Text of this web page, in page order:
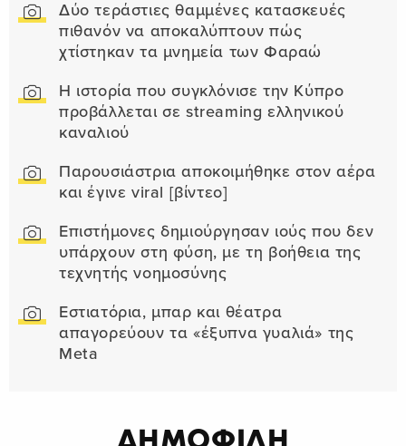
Δύο τεράστιες θαμμένες κατασκευές
πιθανόν να αποκαλύπτουν πώς
χτίστηκαν τα μνημεία των Φαραώ
Η ιστορία που συγκλόνισε την Κύπρο
προβάλλεται σε streaming ελληνικού
καναλιού
Παρουσιάστρια αποκοιμήθηκε στον αέρα
και έγινε viral [βίντεο]
Επιστήμονες δημιούργησαν ιούς που δεν
υπάρχουν στη φύση, με τη βοήθεια της
τεχνητής νοημοσύνης
Εστιατόρια, μπαρ και θέατρα
απαγορεύουν τα «έξυπνα γυαλιά» της
Meta
ΔΗΜΟΦΙΛΗ